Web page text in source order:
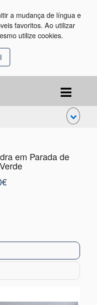
a mudança de língua e
favoritos. Ao utilizar
utilize cookies.
em Parada de